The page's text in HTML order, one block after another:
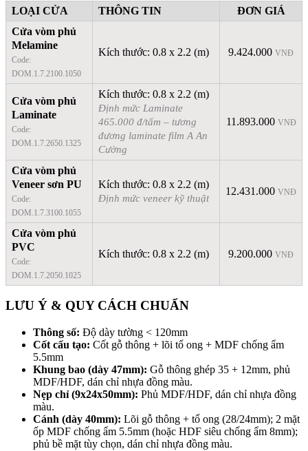
LOẠI CỬA THÔNG TIN
ĐƠN GIÁ
Cửa vòm phủ
Melamine
Code:
DOM.1.7.2100.1050
Kích thước: 0.8 x 2.2 (m) 9.424.000 VNĐ
Cửa vòm phủ
Laminate
Code:
DOM.1.7.2650.1325
Kích thước: 0.8 x 2.2 (m)
Định mức Laminate
465.000 đ/tấm – tương
đương laminate film A An
Cường
11.893.000 VNĐ
Cửa vòm phủ
Veneer sơn PU
Code:
DOM.1.7.3100.1055
Kích thước: 0.8 x 2.2 (m)
Định mức veneer kỹ thuật
12.431.000 VNĐ
Cửa vòm phủ
PVC
Code:
DOM.1.7.2050.1025
Kích thước: 0.8 x 2.2 (m) 9.200.000 VNĐ
LƯU Ý & QUY CÁCH CHUẨN
Thông số: Độ dày tường < 120mm
Cốt cấu tạo: Cốt gỗ thông + lõi tổ ong + MDF chống ẩm
5.5mm
Khung bao (dày 47mm): Gỗ thông ghép 35 + 12mm, phủ
MDF/HDF, dán chỉ nhựa đồng màu.
Nẹp chỉ (9x24x50mm): Phủ MDF/HDF, dán chỉ nhựa đồng
màu.
Cánh (dày 40mm): Lõi gỗ thông + tổ ong (28/24mm); 2 mặt
ốp MDF chống ẩm 5.5mm (hoặc HDF siêu chống ẩm 8mm);
phủ bề mặt tùy chọn, dán chỉ nhựa đồng màu.